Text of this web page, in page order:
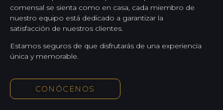
comensal se sienta como en casa, cada miembro de
nuestro equipo está dedicado a garantizar la
satisfacción de nuestros clientes.
Estamos seguros de que disfrutarás de una experiencia
única y memorable.
CONÓCENOS